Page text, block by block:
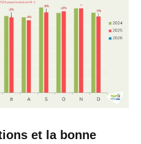
et la bonne